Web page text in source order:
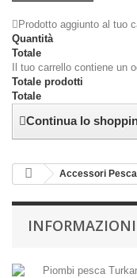
Prodotto aggiunto al tuo
Quantità
Totale
Il tuo carrello contiene un
Totale prodotti
Totale
Continua lo
Accessori Pesca
INFORMAZIONI